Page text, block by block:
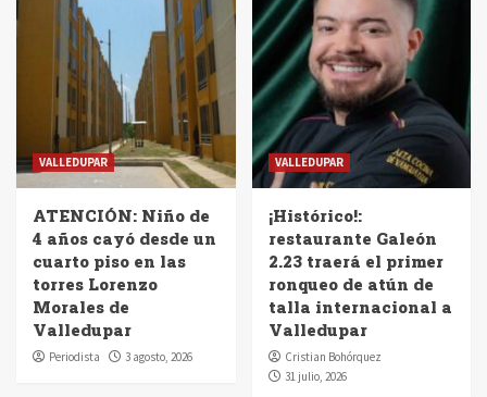
VALLEDUPAR
ATENCIÓN: Niño de
4 años cayó desde un
cuarto piso en las
torres Lorenzo
Morales de
Valledupar
Periodista 3 agosto, 2026
VALLEDUPAR
¡Histórico!:
restaurante Galeón
2.23 traerá el primer
ronqueo de atún de
talla internacional a
Valledupar
Cristian Bohórquez
31 julio, 2026